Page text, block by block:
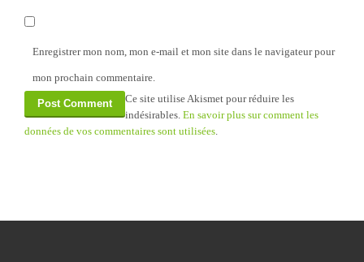
Enregistrer mon nom, mon e-mail et mon site dans le navigateur pour
mon prochain commentaire.
Ce site utilise Akismet pour réduire les
indésirables. En savoir plus sur comment les
données de vos commentaires sont utilisées.